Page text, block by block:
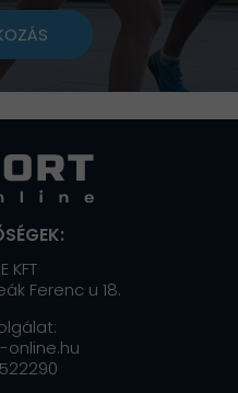
KFT
Ferenc u 18.